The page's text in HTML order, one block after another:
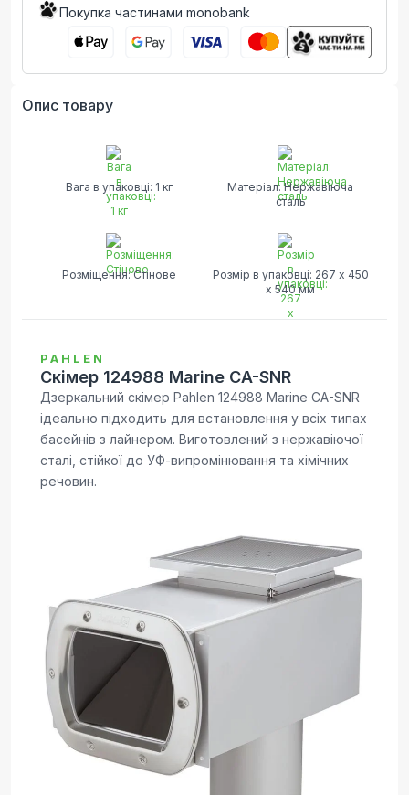
Покупка частинами monobank
Опис товару
Вага в упаковці: 1 кг
Матеріал: Нержавіюча
сталь
Розміщення: Стінове
Розмір в упаковці: 267 х 450
х 540 мм
PAHLEN
Скімер 124988 Marine CA-SNR
Дзеркальний скімер Pahlen 124988 Marine CA-SNR
ідеально підходить для встановлення у всіх типах
басейнів з лайнером. Виготовлений з нержавіючої
сталі, стійкої до УФ-випромінювання та хімічних
речовин.